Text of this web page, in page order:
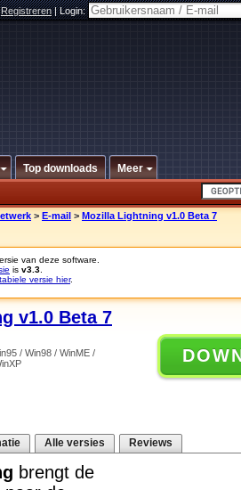
Registreren|Login:
Top downloads Meer
> E-mail > Mozilla Lightning v1.0 Beta 7
van deze software.
is v3.3
versie hier.
v1.0 Beta 7
/ Win98 / WinME /
Alle versies Reviews
brengt de